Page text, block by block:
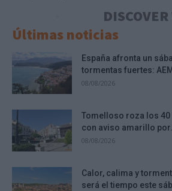
Últimas noticias
España afronta un
tormentas fuertes:
08/08/2026
Tomelloso roza los
con aviso amarillo
08/08/2026
Calor, calima y
será el tiempo este